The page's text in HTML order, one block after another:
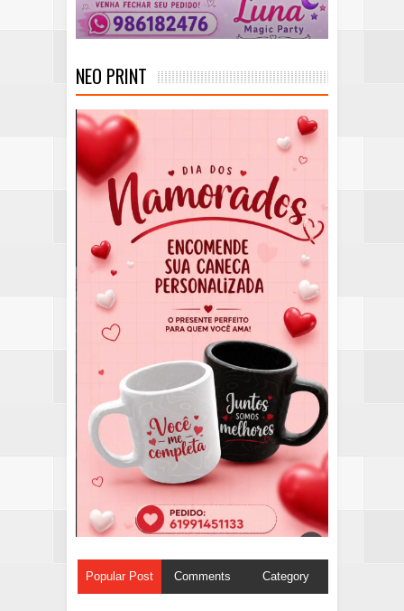
NEO PRINT
Popular Post Comments Category